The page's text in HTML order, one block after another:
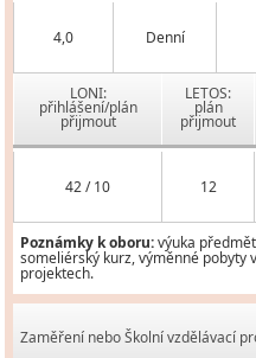
4,0 Denní
LONI:
přihlášení/plán
přijmout
LETOS:
plán
přijmout
42 / 10 12
Poznámky k oboru:výuka
someliérský kurz, výměnné pobyty
projektech.
Zaměření nebo Školní vzdělávací